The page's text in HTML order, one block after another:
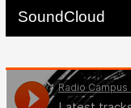
SoundCloud